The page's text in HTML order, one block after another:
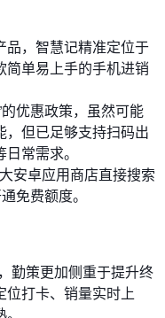
品，智慧记精准定位于
单易上手的手机进销
优惠政策，虽然可能
，但已足够支持扫码出
常需求。
安卓应用商店直接搜索
免费额度。
勤策更加侧重于提升终
位打卡、销量实时上